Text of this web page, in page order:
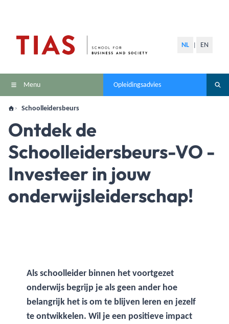
NL EN
Menu Opleidingsadvies
Schoolleidersbeurs
Ontdek de
Schoolleidersbeurs-VO -
Investeer in jouw
onderwijsleiderschap!
Als schoolleider binnen het voortgezet
onderwijs begrijp je als geen ander hoe
belangrijk het is om te blijven leren en jezelf
te ontwikkelen. Wil je een positieve impact